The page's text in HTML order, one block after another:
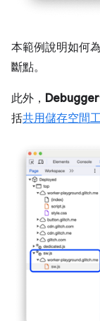
本範例說明如何為
斷點。
此外， Debugger
括共用儲存空間